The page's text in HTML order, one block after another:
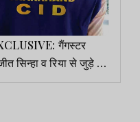
गैंगस्टर
सिन्हा व रिया से जुड़े 4
की CID करेगी जांच, पाक